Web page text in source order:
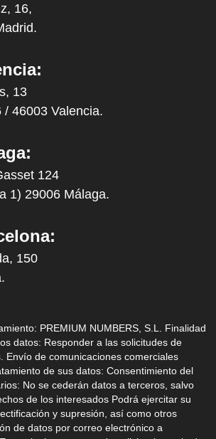
16,
13
/ 46003 Valencia.
124
1) 29006 Málaga.
150
PREMIUM NUMBERS, S.L. Finalidad
datos: Responder a las solicitudes de
Envío de comunicaciones comerciales
de sus datos: Consentimiento del
No se cederán datos a terceros, salvo
de los interesados Podrá ejercitar su
y supresión, así como otros
de datos por correo electrónico a